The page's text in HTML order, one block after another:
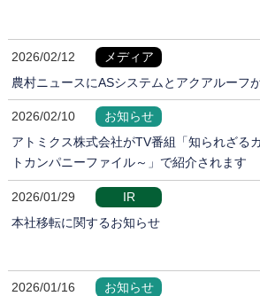
2026/02/12
メディア
農村ニュースにASシステムとアクアルーフ
2026/02/10
お知らせ
アトミクス株式会社がTV番組「知られざる
トカンパニーファイル～」で紹介されます
2026/01/29
IR
本社移転に関するお知らせ
2026/01/16
お知らせ